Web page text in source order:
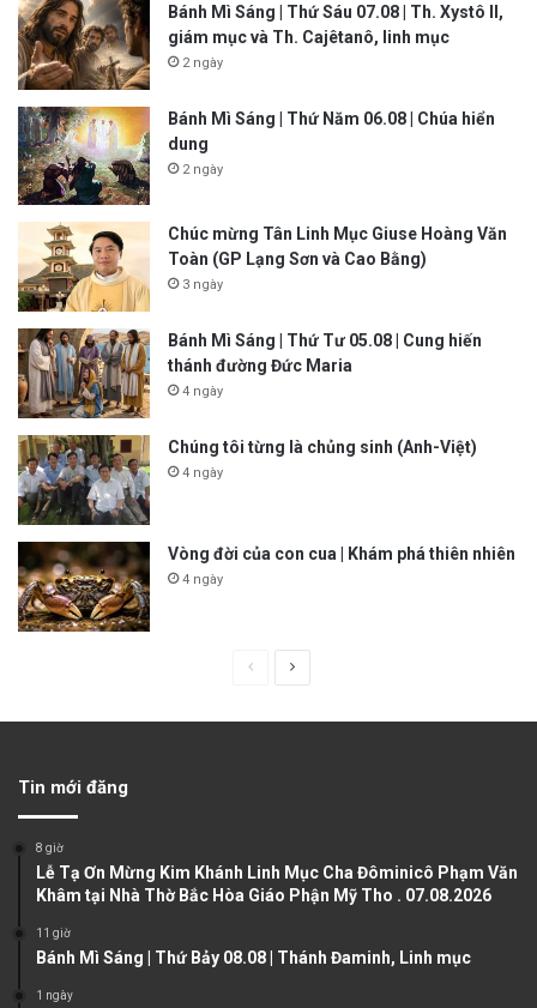
Bánh Mì Sáng | Thứ Sáu 07.08 | Th. Xystô II,
giám mục và Th. Cajêtanô, linh mục
2 ngày
Bánh Mì Sáng | Thứ Năm 06.08 | Chúa hiển
dung
2 ngày
Chúc mừng Tân Linh Mục Giuse Hoàng Văn
Toàn (GP Lạng Sơn và Cao Bằng)
3 ngày
Bánh Mì Sáng | Thứ Tư 05.08 | Cung hiến
thánh đường Đức Maria
4 ngày
Chúng tôi từng là chủng sinh (Anh-Việt)
4 ngày
Vòng đời của con cua | Khám phá thiên nhiên
4 ngày
u
s
g
e
Tin mới đăng
8 giờ
Lễ Tạ Ơn Mừng Kim Khánh Linh Mục Cha Đôminicô Phạm Văn
Khâm tại Nhà Thờ Bắc Hòa Giáo Phận Mỹ Tho . 07.08.2026
11 giờ
Bánh Mì Sáng | Thứ Bảy 08.08 | Thánh Đaminh, Linh mục
1 ngày